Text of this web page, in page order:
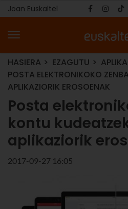
Joan Euskaltel
HASIERA EZAGUTU
POSTA ELEKTRONIKOKO
APLIKAZIORIK EROSOENAK
Posta
kontu
aplikaziorik
2017-09-27 16:05